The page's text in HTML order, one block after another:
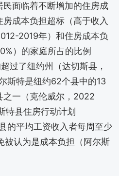
面临着不断增加的住房成
成本负担超标（高于收入
2019年）和住房成本负
）的家庭所占的比例
过了纽约州（达切斯县，
斯特是纽约62个县中的13
之一（克伦威尔，2022
特县住房行动计划
的平均工资收入者每周至少
被认为是成本负担（阿尔斯